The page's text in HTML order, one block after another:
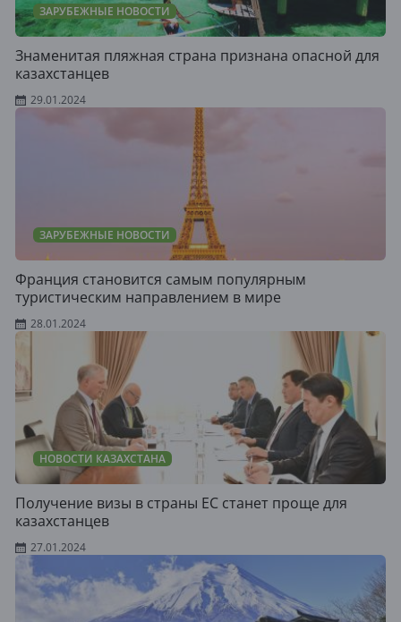
ЗАРУБЕЖНЫЕ НОВОСТИ
Знаменитая пляжная страна признана опасной для
казахстанцев
29.01.2024
ЗАРУБЕЖНЫЕ НОВОСТИ
Франция становится самым популярным
туристическим направлением в мире
28.01.2024
НОВОСТИ КАЗАХСТАНА
Получение визы в страны ЕС станет проще для
казахстанцев
27.01.2024